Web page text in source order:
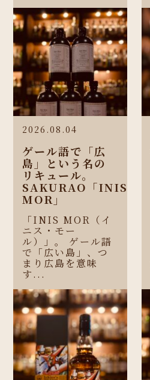
2026.08.04
ゲール語で「広
島」という名の
リキュール。
SAKURAO「INIS
MOR」
「INIS MOR（イ
ニス・モー
ル）」。 ゲール語
で「広い島」、つ
まり広島を意味
す...